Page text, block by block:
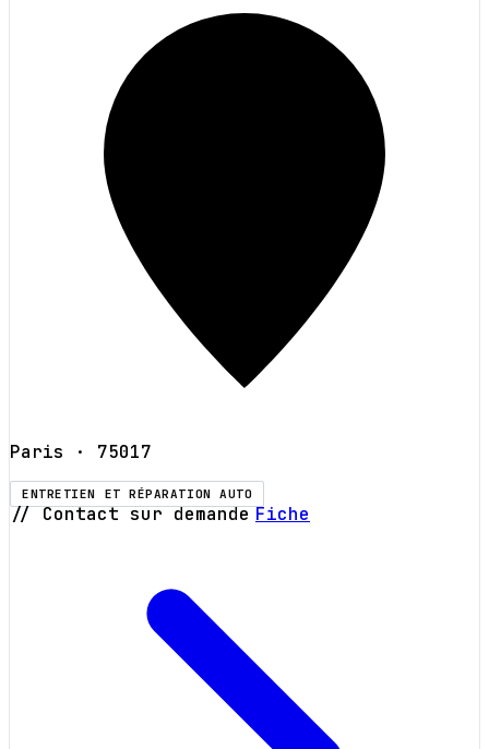
Paris · 75017
ENTRETIEN ET RÉPARATION AUTO
// Contact sur demande Fiche